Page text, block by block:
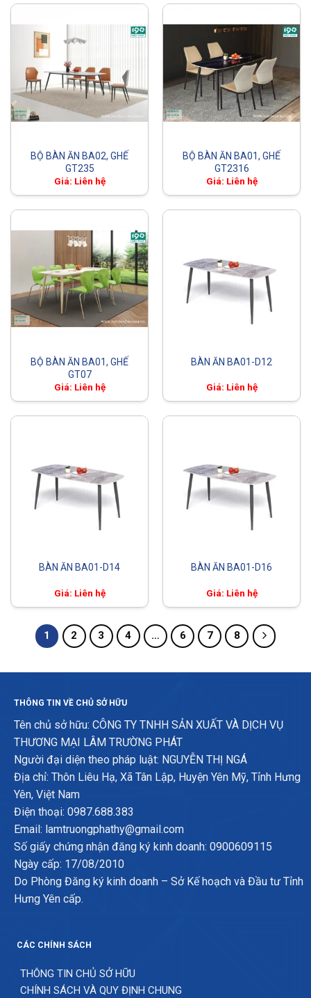
BỘ BÀN ĂN BA02, GHẾ
GT235
Giá: Liên hệ
BỘ BÀN ĂN BA01, GHẾ
GT2316
Giá: Liên hệ
BỘ BÀN ĂN BA01, GHẾ
GT07
Giá: Liên hệ
BÀN ĂN BA01-D12
Giá: Liên hệ
BÀN ĂN BA01-D14
Giá: Liên hệ
BÀN ĂN BA01-D16
Giá: Liên hệ
1 2 3 4 … 6 7 8
THÔNG TIN VỀ CHỦ SỞ HỮU
Tên chủ sở hữu: CÔNG TY TNHH SẢN XUẤT VÀ DỊCH VỤ
THƯƠNG MẠI LÂM TRƯỜNG PHÁT
Người đại diện theo pháp luật: NGUYỄN THỊ NGÁ
Địa chỉ: Thôn Liêu Hạ, Xã Tân Lập, Huyện Yên Mỹ, Tỉnh Hưng
Yên, Việt Nam
Điện thoại: 0987.688.383
Email: lamtruongphathy@gmail.com
Số giấy chứng nhận đăng ký kinh doanh: 0900609115
Ngày cấp: 17/08/2010
Do Phòng Đăng ký kinh doanh – Sở Kế hoạch và Đầu tư Tỉnh
Hưng Yên cấp.
CÁC CHÍNH SÁCH
THÔNG TIN CHỦ SỞ HỮU
CHÍNH SÁCH VÀ QUY ĐỊNH CHUNG